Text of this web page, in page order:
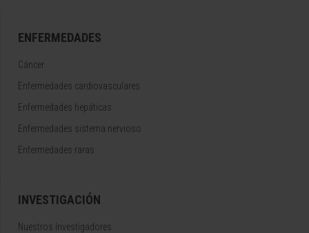
ENFERMEDADES
Cáncer
Enfermedades cardiovasculares
Enfermedades hepáticas
Enfermedades sistema nervioso
Enfermedades raras
INVESTIGACIÓN
Nuestros Investigadores